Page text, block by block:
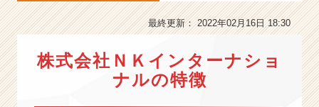
会
社
情
最終更新： 2022年02月16日 18:30
株式会社ＮＫインターナショ
ナルの特徴